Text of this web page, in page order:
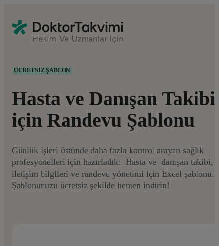
ÜCRETSIZ ŞABLON
Hasta ve Danışan Takibi
için Randevu Şablonu
Günlük işleri üstünde daha fazla kontrol arayan sağlık
profesyonelleri için hazırladık: Hasta ve danışan takibi,
iletişim bilgileri ve randevu yönetimi için Excel şablonu.
Şablonunuzu ücretsiz şekilde hemen indirin!